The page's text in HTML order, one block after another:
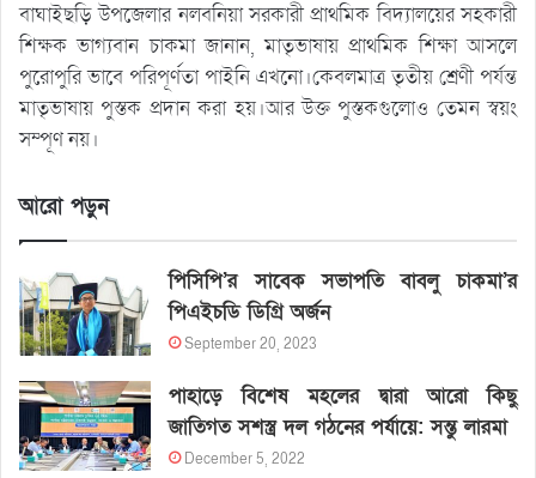
বাঘাইছড়ি উপজেলার নলবনিয়া সরকারী প্রাথমিক বিদ্যালয়ের সহকারী
শিক্ষক ভাগ্যবান চাকমা জানান, মাতৃভাষায় প্রাথমিক শিক্ষা আসলে
পুরোপুরি ভাবে পরিপূর্ণতা পাইনি এখনো।কেবলমাত্র তৃতীয় শ্রেণী পর্যন্ত
মাতৃভাষায় পুস্তক প্রদান করা হয়।আর উক্ত পুস্তকগুলোও তেমন স্বয়ং
সম্পূণ নয়।
আরো পড়ুন
পিসিপি’র সাবেক সভাপতি বাবলু চাকমা’র
পিএইচডি ডিগ্রি অর্জন
September 20, 2023
পাহাড়ে বিশেষ মহলের দ্বারা আরো কিছু
জাতিগত সশস্ত্র দল গঠনের পর্যায়ে: সন্তু লারমা
December 5, 2022